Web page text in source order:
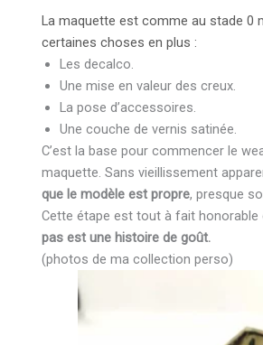
La maquette est comme au stade 0
certaines choses en plus :
Les decalco.
Une mise en valeur des creux.
La pose d’accessoires.
Une couche de vernis satinée.
C’est la base pour commencer le
maquette. Sans vieillissement
que le modèle est propre, presque
Cette étape est tout à fait
pas est une histoire de goût.
(photos de ma collection perso)